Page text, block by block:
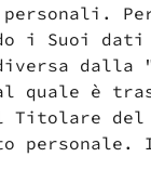
Suoi dati
è
del